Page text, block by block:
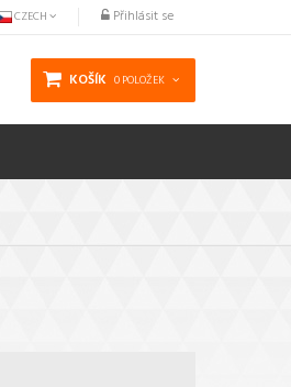
Přihlásit se
CZECH
KOŠÍK 0 POLOŽEK